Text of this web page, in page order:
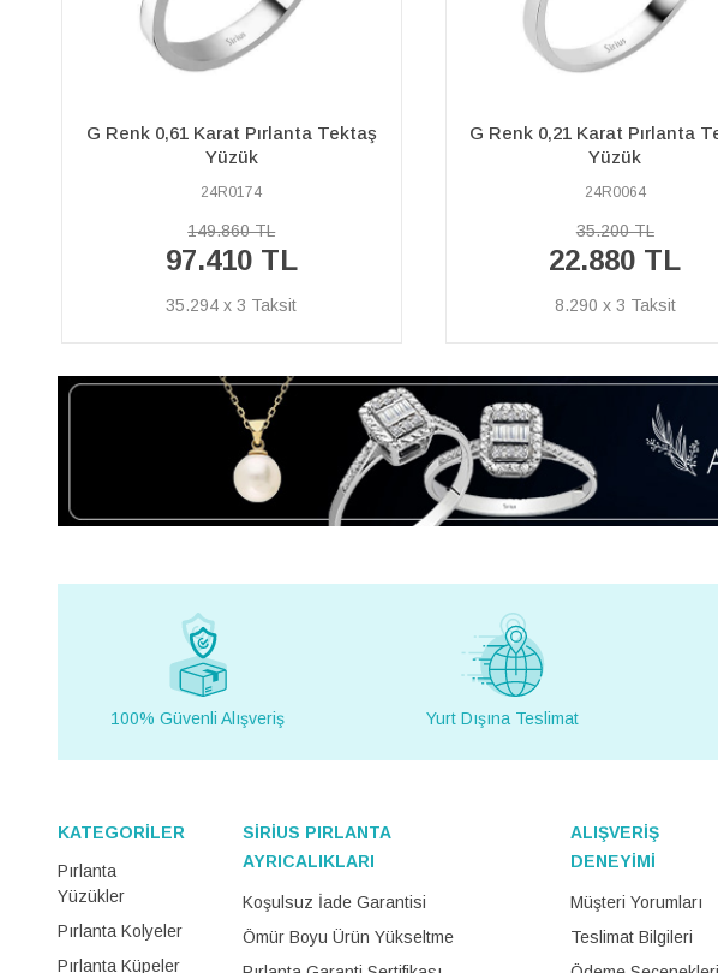
G Renk 0,21 Karat Pırlanta Tektaş
Yüzük
24R0064
35.200 TL
22.880 TL
8.290 x 3
E Renk 0,10 Karat Pırlanta
Yüzük
33R0001
19.820 TL
12.890 TL
4.670 x 3
100% Güvenli Alışveriş Yurt Dışına Teslimat
KATEGORİLER
Pırlanta
Yüzükler
Pırlanta Kolyeler
Pırlanta Küpeler
SİRİUS PIRLANTA
AYRICALIKLARI
Koşulsuz İade Garantisi
Ömür Boyu Ürün Yükseltme
ALIŞVERİŞ
DENEYİMİ
Müşteri Yorumları
Teslimat Bilgileri